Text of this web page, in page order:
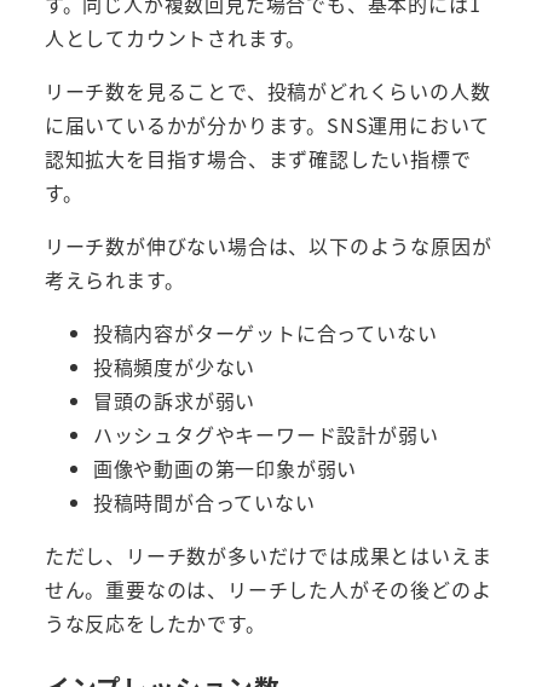
人としてカウントされます。
リーチ数を見ることで、投稿がどれくらいの人数
に届いているかが分かります。SNS運用において
認知拡大を目指す場合、まず確認したい指標で
す。
リーチ数が伸びない場合は、以下のような原因が
考えられます。
投稿内容がターゲットに合っていない
投稿頻度が少ない
冒頭の訴求が弱い
ハッシュタグやキーワード設計が弱い
画像や動画の第一印象が弱い
投稿時間が合っていない
ただし、リーチ数が多いだけでは成果とはいえま
せん。重要なのは、リーチした人がその後どのよ
うな反応をしたかです。